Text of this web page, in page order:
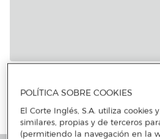
POLÍTICA SOBRE COOKIES
El Corte Inglés, S.A. utiliza cookies
similares, propias y de terceros
(permitiendo la navegación en la